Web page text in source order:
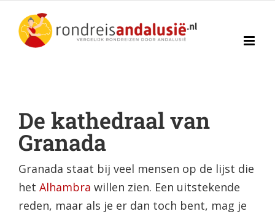
naar
inhoud
De kathedraal van
Granada
Granada staat bij veel mensen op de lijst die
het Alhambra willen zien. Een uitstekende
reden, maar als je er dan toch bent, mag je